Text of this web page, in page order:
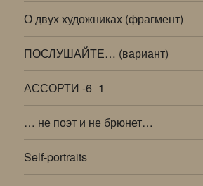
О двух художниках (фрагмент)
ПОСЛУШАЙТЕ… (вариант)
АССОРТИ -6_1
… не поэт и не брюнет…
Self-portraits